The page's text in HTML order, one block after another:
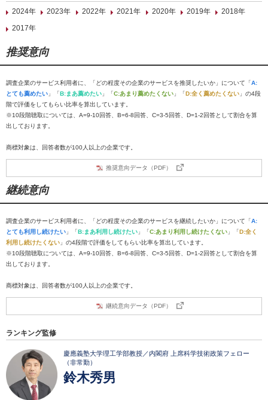
2024年
2023年 2022年 2021年 2020年 2019年
2018年
2017年
推奨意向
調査企業のサービス利用者に、「どの程度その企業のサービスを推奨したいか」について「A:
とても薦めたい 」「B:まあ薦めたい 」「C:あまり薦めたくない 」「D:全く薦めたくない 」の4段
階で評価をしてもらい比率を算出しています。
※10段階聴取については、A=9-10回答、B=6-8回答、C=3-5回答、D=1-2回答として割合を算
出しております。
商標対象は、回答者数が100人以上の企業です。
推奨意向データ（PDF）
継続意向
調査企業のサービス利用者に、「どの程度その企業のサービスを継続したいか」について「A:
とても利用し続けたい 」「B:まあ利用し続けたい 」「C:あまり利用し続けたくない 」「D:全く
利用し続けたくない 」の4段階で評価をしてもらい比率を算出しています。
※10段階聴取については、A=9-10回答、B=6-8回答、C=3-5回答、D=1-2回答として割合を算
出しております。
商標対象は、回答者数が100人以上の企業です。
継続意向データ（PDF）
ランキング監修
慶應義塾大学理工学部教授／内閣府 上席科学技術政策フェロー
（非常勤）
鈴木秀男